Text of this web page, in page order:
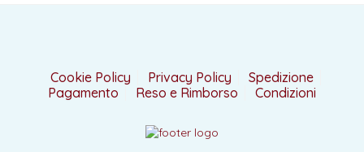
Cookie Policy Privacy Policy
Spedizione
Pagamento
Reso e Rimborso Condizioni